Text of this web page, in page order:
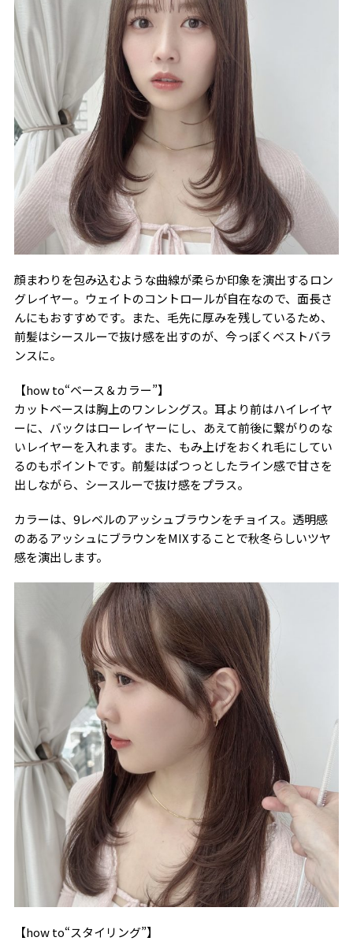
顔まわりを包み込むような曲線が柔らか印象を演出するロン
グレイヤー。ウェイトのコントロールが自在なので、面長さ
んにもおすすめです。また、毛先に厚みを残しているため、
前髪はシースルーで抜け感を出すのが、今っぽくベストバラ
ンスに。
【how to“ベース＆カラー”】
カットベースは胸上のワンレングス。耳より前はハイレイヤ
ーに、バックはローレイヤーにし、あえて前後に繋がりのな
いレイヤーを入れます。また、もみ上げをおくれ毛にしてい
るのもポイントです。前髪はぱつっとしたライン感で甘さを
出しながら、シースルーで抜け感をプラス。
カラーは、9レベルのアッシュブラウンをチョイス。透明感
のあるアッシュにブラウンをMIXすることで秋冬らしいツヤ
感を演出します。
【how to“スタイリング”】